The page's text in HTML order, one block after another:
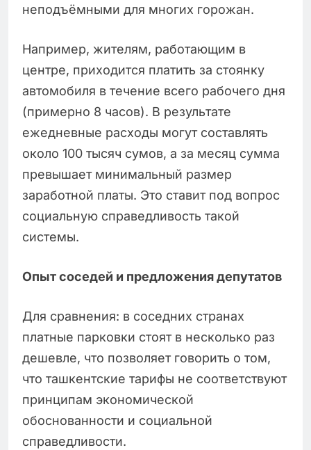
неподъёмными для многих горожан.
Например, жителям, работающим в
центре, приходится платить за стоянку
автомобиля в течение всего рабочего дня
(примерно 8 часов). В результате
ежедневные расходы могут составлять
около 100 тысяч сумов, а за месяц сумма
превышает минимальный размер
заработной платы. Это ставит под вопрос
социальную справедливость такой
системы.
Опыт соседей и предложения депутатов
Для сравнения: в соседних странах
платные парковки стоят в несколько раз
дешевле, что позволяет говорить о том,
что ташкентские тарифы не соответствуют
принципам экономической
обоснованности и социальной
справедливости.